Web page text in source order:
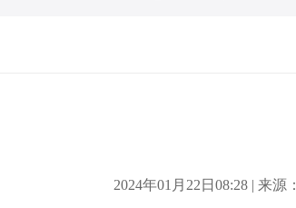
2024年01月22日08:28 | 来源：